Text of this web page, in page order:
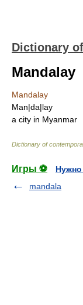
Dictionary
Mandalay
Mandalay
Man|da|lay
a city in Myanmar
Dictionary of
Игры ⚽
mandala